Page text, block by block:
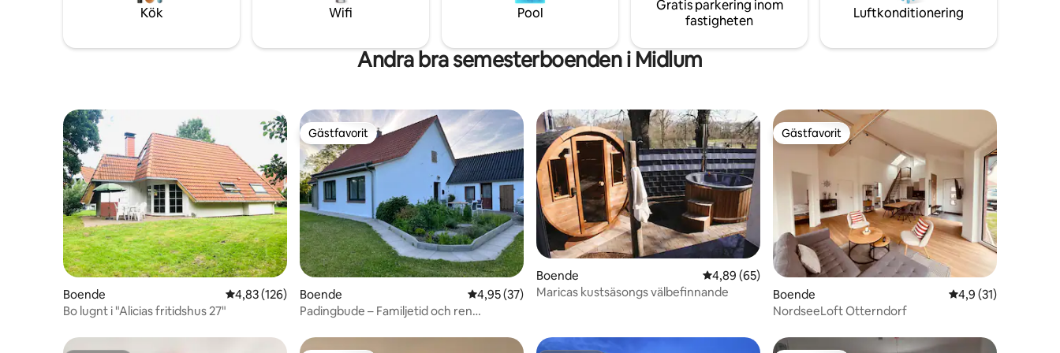
för par, familjer och naturälskare. ⚓️🌊🌞
Kök Wifi Pool
Gratis parkering inom
fastigheten
Luftkonditionering
Andra bra semesterboenden i Midlum
Boende 4,83 av 5 i genomsnittligt betyg, 126 omdömen
4,83 (126)
Bo lugnt i "Alicias fritidshus 27"
Gästfavorit
Gästfavorit
Boende 4,95 av 5 i genomsnittligt betyg, 37 omdömen
4,95 (37)
Padingbude – Familjetid och ren
Boende 4,89 av 5 i genomsnittligt betyg, 65 omdömen
4,89 (65)
Maricas kustsäsongs välbefinnande
Gästfavorit
Gästfavorit
Boende 4,9 av 5 i
4,9 (31)
NordseeLoft Otterndorf